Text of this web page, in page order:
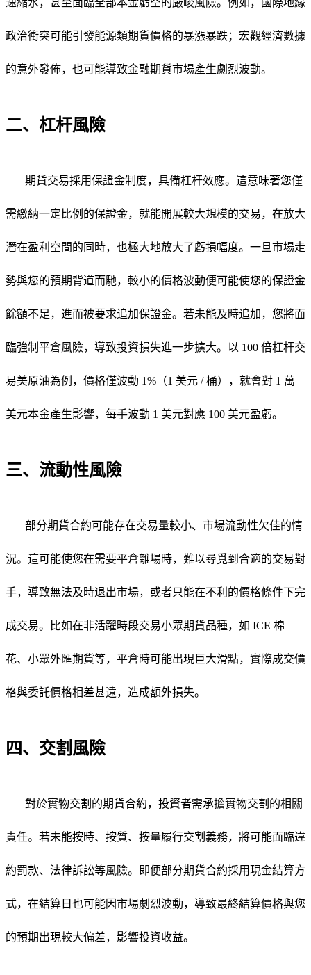
速縮水，甚至面臨全部本金虧空的嚴峻風險。例如，國際地緣
政治衝突可能引發能源類期貨價格的暴漲暴跌；宏觀經濟數據
的意外發佈，也可能導致金融期貨市場產生劇烈波動。
二、杠杆風險
期貨交易採用保證金制度，具備杠杆效應。這意味著您僅
需繳納一定比例的保證金，就能開展較大規模的交易，在放大
潛在盈利空間的同時，也極大地放大了虧損幅度。一旦市場走
勢與您的預期背道而馳，較小的價格波動便可能使您的保證金
餘額不足，進而被要求追加保證金。若未能及時追加，您將面
臨強制平倉風險，導致投資損失進一步擴大。以 100 倍杠杆交
易美原油為例，價格僅波動 1%（1 美元 / 桶），就會對 1 萬
美元本金產生影響，每手波動 1 美元對應 100 美元盈虧。
三、流動性風險
部分期貨合約可能存在交易量較小、市場流動性欠佳的情
況。這可能使您在需要平倉離場時，難以尋覓到合適的交易對
手，導致無法及時退出市場，或者只能在不利的價格條件下完
成交易。比如在非活躍時段交易小眾期貨品種，如 ICE 棉
花、小眾外匯期貨等，平倉時可能出現巨大滑點，實際成交價
格與委託價格相差甚遠，造成額外損失。
四、交割風險
對於實物交割的期貨合約，投資者需承擔實物交割的相關
責任。若未能按時、按質、按量履行交割義務，將可能面臨違
約罰款、法律訴訟等風險。即便部分期貨合約採用現金結算方
式，在結算日也可能因市場劇烈波動，導致最終結算價格與您
的預期出現較大偏差，影響投資收益。